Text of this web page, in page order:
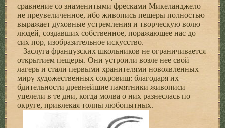
сравнение со знаменитыми фресками Микеланджело
не преувеличенное, ибо живопись пещеры полностью
выражает духовные устремления и творческую волю
людей, создавших собственное, поражающее нас до
сих пор, изобразительное искусство.
Заслуга французских школьников не ограничивается
открытием пещеры. Они устроили возле нее свой
лагерь и стали первыми хранителями новоявленных
миру художественных сокровищ: благодаря их
бдительности древнейшие памятники живописи
уцелели в те дни, когда молва о них разнеслась по
округе, привлекая толпы любопытных.